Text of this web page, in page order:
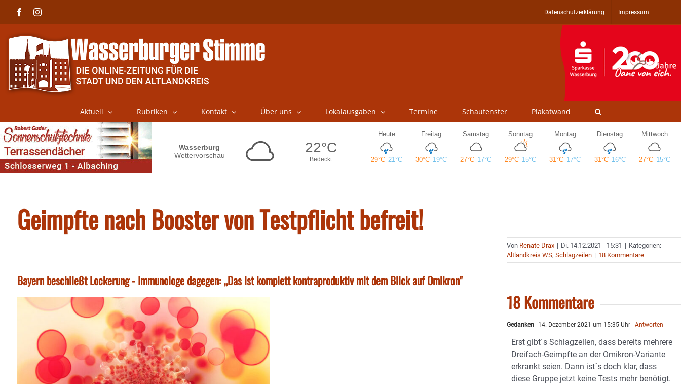
FacebookInstagram Datenschutzerklärung Impressum
Aktuell Rubriken Kontakt Über uns Lokalausgaben Termine Schaufenster Plakatwand
Geimpfte nach Booster von Testpflicht befreit!
Bayern beschließt Lockerung - Immunologe dagegen: „Das ist komplett kontraproduktiv mit dem Blick auf Omikron"
Von Renate Drax | Di. 14.12.2021 - 15:31 | Kategorien:
Altlandkreis WS,Schlagzeilen | 18 Kommentare
18 Kommentare
Gedanken 14. Dezember 2021 um 15:35 Uhr - Antworten
Erst gibt´s Schlagzeilen, dass bereits mehrere
Dreifach-Geimpfte an der Omikron-Variante
erkrankt seien. Dann ist´s doch klar, dass
diese Gruppe jetzt keine Tests mehr benötigt.